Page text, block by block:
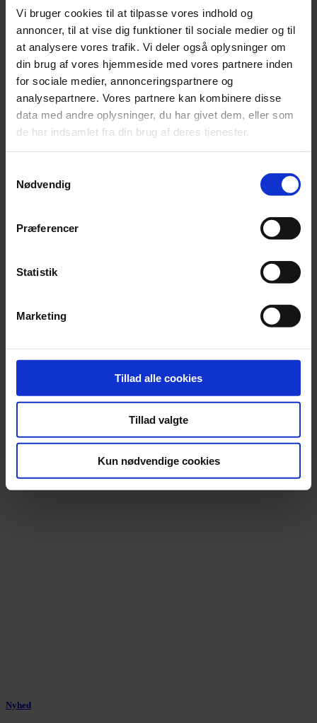
Vi bruger cookies til at tilpasse vores indhold og
annoncer, til at vise dig funktioner til sociale medier og til
at analysere vores trafik. Vi deler også oplysninger om
din brug af vores hjemmeside med vores partnere inden
for sociale medier, annonceringspartnere og
analysepartnere. Vores partnere kan kombinere disse
data med andre oplysninger, du har givet dem, eller som
de har indsamlet fra din brug af deres tjenester.
Nødvendig
Præferencer
Statistik
Marketing
Tillad alle cookies
Tillad valgte
Kun nødvendige cookies
Annonce
Annonce
FLERE NYHEDER
Bayreuths nye ‘AI Ring’ får hård medfart
En slunken pengekasse har forvandlet jubilæumsopsætning af
Wagners ‘Ring’-cyklus til et udskældt AI-eksperiment.
Nyhed